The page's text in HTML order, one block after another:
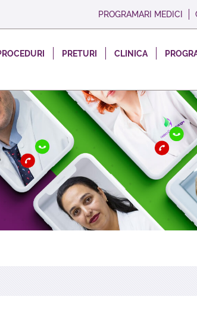
PROGRAMARI MEDICI
PRETURI CLINICA